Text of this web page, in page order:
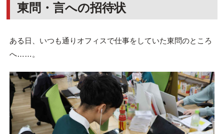
東問・言への招待状
ある日、いつも通りオフィスで仕事をしていた東問のところ
へ……。